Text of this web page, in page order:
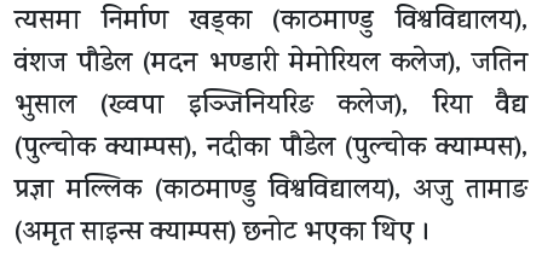
त्यसमा निर्माण खड्का (काठमाण्डु विश्वविद्यालय),
वंशज पौडेल (मदन भण्डारी मेमोरियल कलेज), जतिन
भुसाल (ख्वपा इञ्जिनियरिङ कलेज), रिया वैद्य
(पुल्चोक क्याम्पस), नदीका पौडेल (पुल्चोक क्याम्पस),
प्रज्ञा मल्लिक (काठमाण्डु विश्वविद्यालय), अजु तामाङ
(अमृत साइन्स क्याम्पस) छनोट भएका थिए ।